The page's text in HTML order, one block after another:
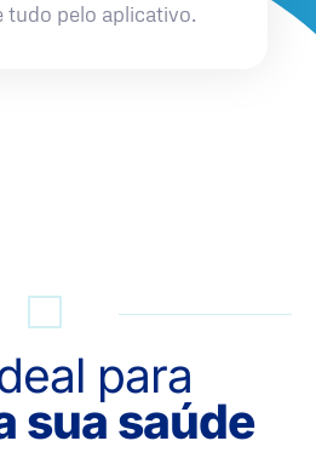
tudo pelo aplicativo.
para
sua saúde